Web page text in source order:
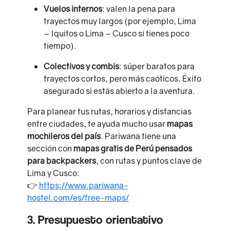
Vuelos internos: valen la pena para
trayectos muy largos (por ejemplo, Lima
– Iquitos o Lima – Cusco si tienes poco
tiempo).
Colectivos y combis: súper baratos para
trayectos cortos, pero más caóticos. Éxito
asegurado si estás abierto a la aventura.
Para planear tus rutas, horarios y distancias
entre ciudades, te ayuda mucho usar mapas
mochileros del país. Pariwana tiene una
sección con mapas gratis de Perú pensados
para backpackers, con rutas y puntos clave de
Lima y Cusco:
👉 https://www.pariwana-
hostel.com/es/free-maps/
3. Presupuesto orientativo